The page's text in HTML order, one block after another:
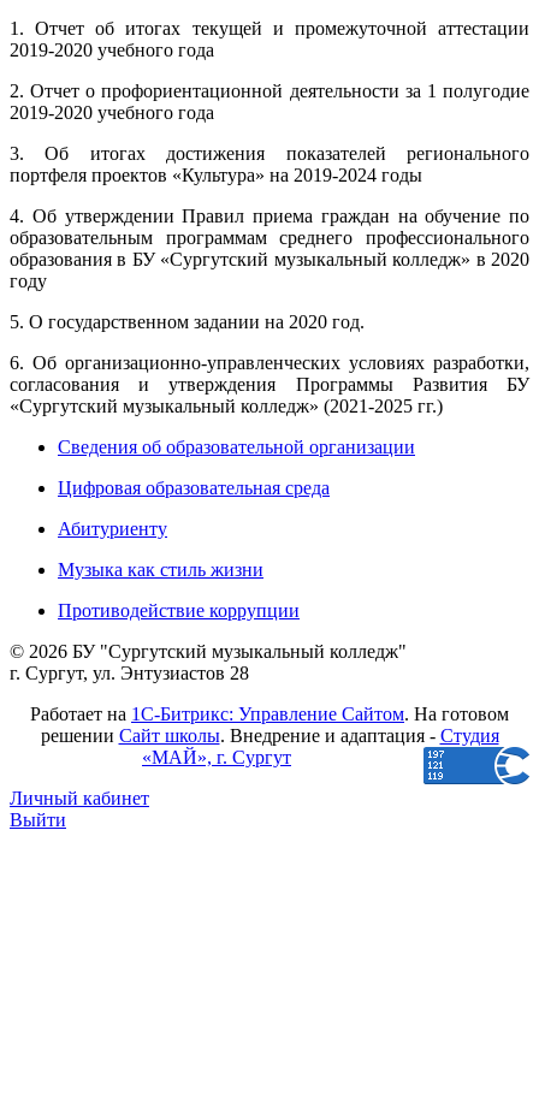
1. Отчет об итогах текущей и промежуточной аттестации
2019-2020 учебного года
2. Отчет о профориентационной деятельности за 1 полугодие
2019-2020 учебного года
3. Об итогах достижения показателей регионального
портфеля проектов «Культура» на 2019-2024 годы
4. Об утверждении Правил приема граждан на обучение по
образовательным программам среднего профессионального
образования в БУ «Сургутский музыкальный колледж» в 2020
году
5. О государственном задании на 2020 год.
6. Об организационно-управленческих условиях разработки,
согласования и утверждения Программы Развития БУ
«Сургутский музыкальный колледж» (2021-2025 гг.)
Сведения об образовательной организации
Цифровая образовательная среда
Абитуриенту
Музыка как стиль жизни
Противодействие коррупции
© 2026 БУ "Сургутский музыкальный колледж"
г. Сургут, ул. Энтузиастов 28
Работает на 1С-Битрикс: Управление Сайтом. На готовом
решении Сайт школы. Внедрение и адаптация - Студия
«МАЙ», г. Сургут
Личный кабинет
Выйти